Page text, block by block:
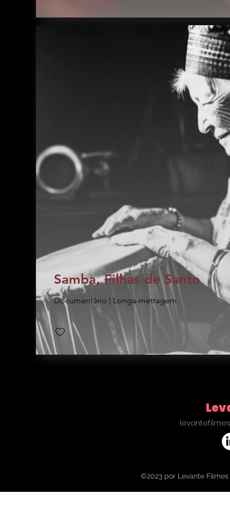
Samba, Filhas de Santo
Documentário | Longa-metragem
©2023 por Levante